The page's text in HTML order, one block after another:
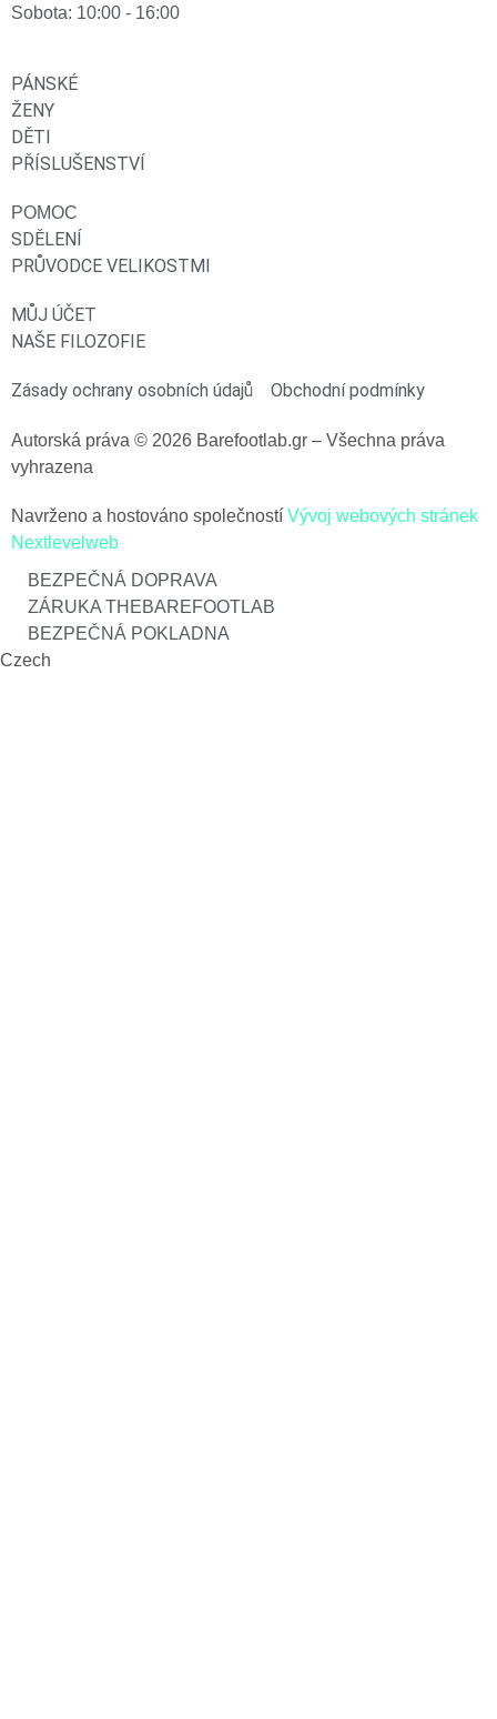
Sobota: 10:00 - 16:00
PÁNSKÉ
ŽENY
DĚTI
PŘÍSLUŠENSTVÍ
POMOC
SDĚLENÍ
PRŮVODCE VELIKOSTMI
MŮJ ÚČET
NAŠE FILOZOFIE
Zásady ochrany osobních údajů Obchodní podmínky
Autorská práva © 2026 Barefootlab.gr – Všechna práva
vyhrazena
Navrženo a hostováno společností Vývoj webových stránek
Nextlevelweb
BEZPEČNÁ DOPRAVA
ZÁRUKA THEBAREFOOTLAB
BEZPEČNÁ POKLADNA
Czech